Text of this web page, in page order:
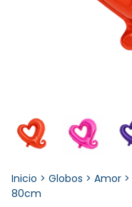
Inicio > Globos > Amor >
80cm